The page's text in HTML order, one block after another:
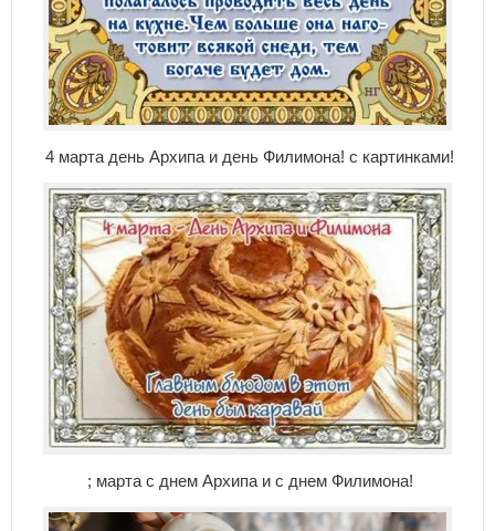
4 марта день Архипа и день Филимона! с картинками!
; марта с днем Архипа и с днем Филимона!